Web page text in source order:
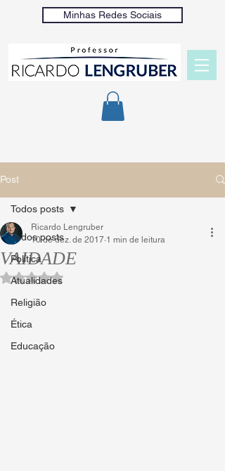
Minhas Redes Sociais
Post
Todos posts
Política
Atualidades
Religião
Ética
Educação
Todos posts
VAIDADE
Ricardo Lengruber
10 de dez. de 2017 1 min de leitura
Avaliado com NaN de 5 estrelas.